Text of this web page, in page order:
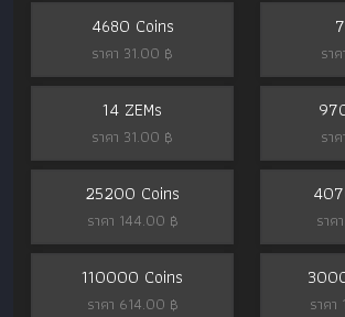
4680 Coins
ราคา 31.00 ฿ รา
14 ZEMs
ราคา 31.00 ฿ รา
25200 Coins
ราคา 144.00 ฿ ราค
110000 Coins
ราคา 614.00 ฿ ราค